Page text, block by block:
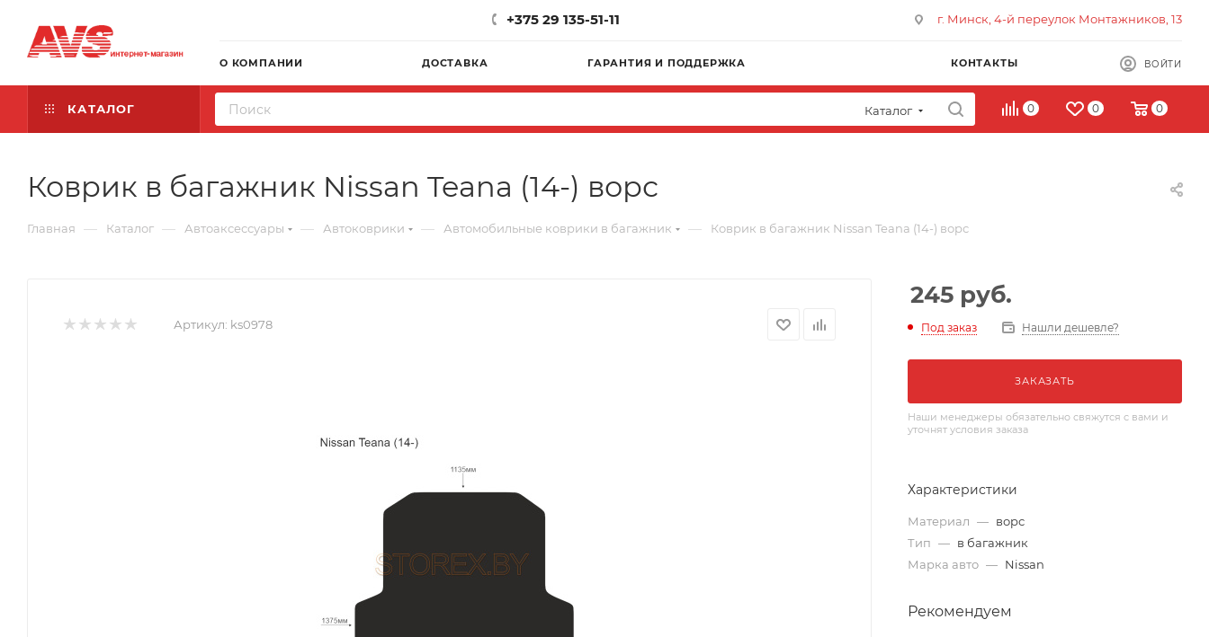
+375 29 135-51-11 г. Минск, 4-й переулок Монтажников, 13
О КОМПАНИИ ДОСТАВКА ГАРАНТИЯ И ПОДДЕРЖКА КОНТАКТЫ ВОЙТИ
КАТАЛОГ Каталог 0 0 0
Коврик в багажник Nissan Teana (14-) ворс
Главная — Каталог — Автоаксессуары — Автоковрики — Автомобильные коврики в багажник — Коврик в багажник Nissan Teana (14-) ворс
Артикул: ks0978
245 руб.
Под заказ Нашли дешевле?
ЗАКАЗАТЬ
Наши менеджеры обязательно свяжутся с вами и
уточнят условия заказа
Характеристики
Материал — ворс
Тип — в багажник
Марка авто — Nissan
Рекомендуем